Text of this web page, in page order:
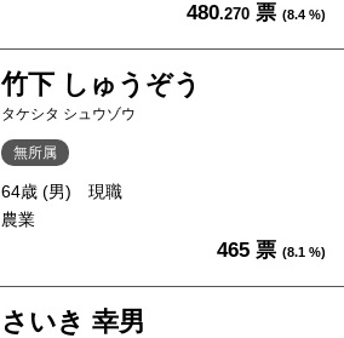
480.270 票 (8.4 %)
竹下 しゅうぞう
タケシタ シュウゾウ
無所属
64歳 (男)
現職
農業
465 票 (8.1 %)
さいき 幸男